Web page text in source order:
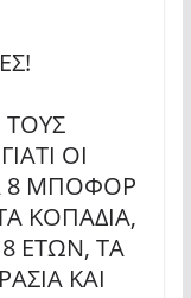
ΤΟΥΣ
ΟΙ
8 ΜΠΟΦΟΡ
ΚΟΠΑΔΙΑ,
ΕΤΩΝ, ΤΑ
ΚΑΙ